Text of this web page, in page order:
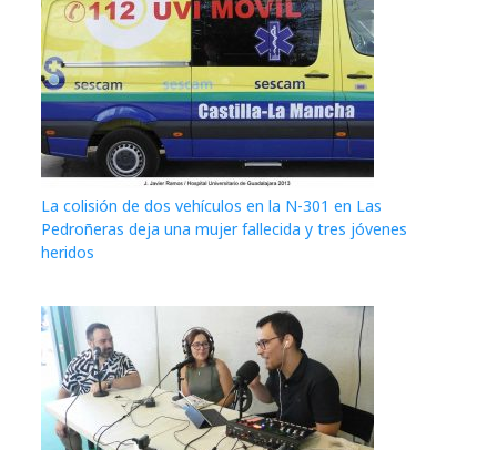
La colisión de dos vehículos en la N-301 en Las
Pedroñeras deja una mujer fallecida y tres jóvenes
heridos